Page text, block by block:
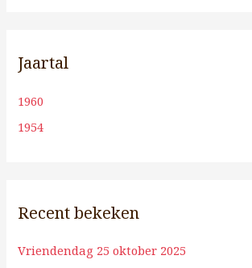
Jaartal
1960
1954
Recent bekeken
Vriendendag 25 oktober 2025